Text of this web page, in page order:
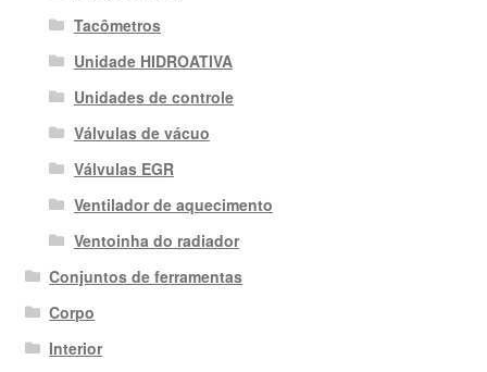
Tacômetros
Unidade HIDROATIVA
Unidades de controle
Válvulas de vácuo
Válvulas EGR
Ventilador de aquecimento
Ventoinha do radiador
Conjuntos de ferramentas
Corpo
Interior